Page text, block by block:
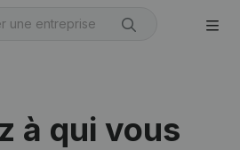
à qui vous